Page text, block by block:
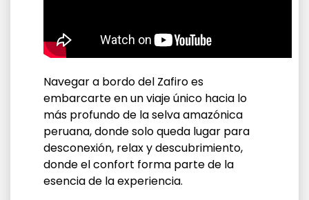
Navegar a bordo del Zafiro es
embarcarte en un viaje único hacia lo
más profundo de la selva amazónica
peruana, donde solo queda lugar para
desconexión, relax y descubrimiento,
donde el confort forma parte de la
esencia de la experiencia.